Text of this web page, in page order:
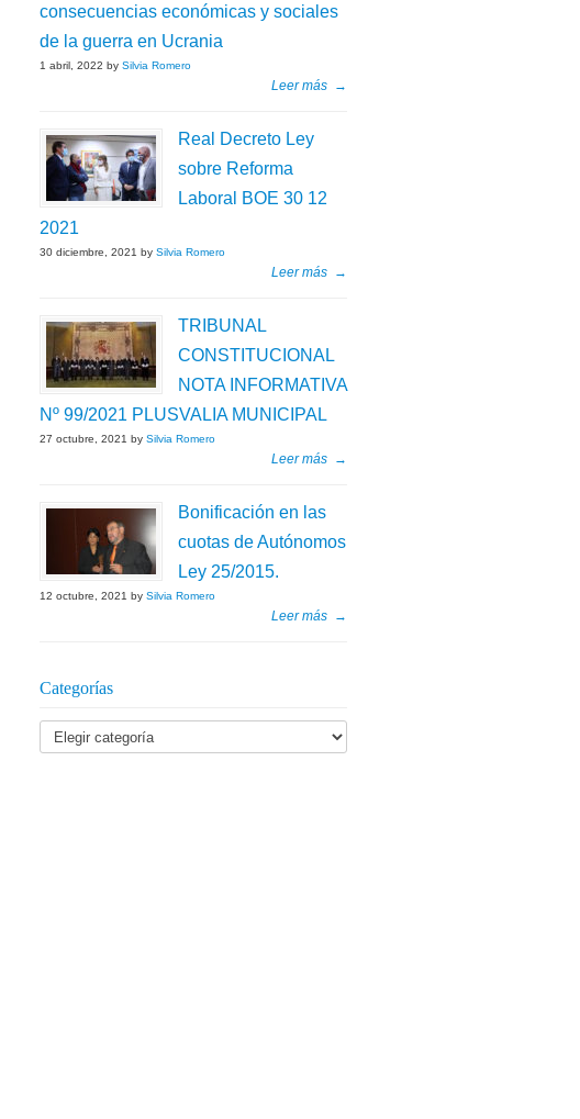
consecuencias económicas y sociales
de la guerra en Ucrania
1 abril, 2022 by Silvia Romero
Leer más →
Real Decreto Ley
sobre Reforma
Laboral BOE 30 12
2021
30 diciembre, 2021 by Silvia Romero
Leer más →
TRIBUNAL
CONSTITUCIONAL
NOTA INFORMATIVA
Nº 99/2021 PLUSVALIA MUNICIPAL
27 octubre, 2021 by Silvia Romero
Leer más →
Bonificación en las
cuotas de Autónomos
Ley 25/2015.
12 octubre, 2021 by Silvia Romero
Leer más →
Categorías